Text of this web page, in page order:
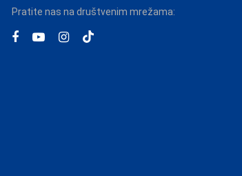
Pratite nas na društvenim mrežama: